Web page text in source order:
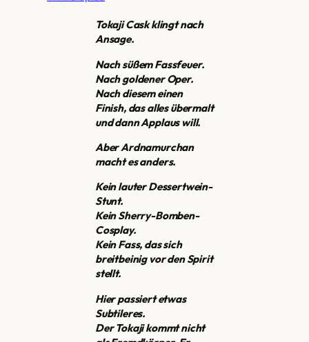
Tokaji Cask klingt nach
Ansage.
Nach süßem Fassfeuer.
Nach goldener Oper.
Nach diesem einen
Finish, das alles übermalt
und dann Applaus will.
Aber Ardnamurchan
macht es anders.
Kein lauter Dessertwein-
Stunt.
Kein Sherry-Bomben-
Cosplay.
Kein Fass, das sich
breitbeinig vor den Spirit
stellt.
Hier passiert etwas
Subtileres.
Der Tokaji kommt nicht